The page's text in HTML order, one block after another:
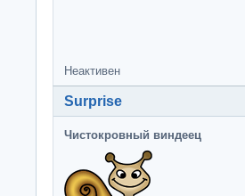
Неактивен
Surprise
Чистокровный виндеец